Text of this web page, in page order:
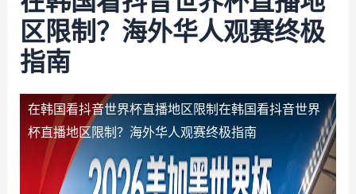
区限制？海外华人观赛终极
指南
在韩国看抖音世界杯直播地区限制 在韩国看抖音世界
杯直播地区限制？海外华人观赛终极指南